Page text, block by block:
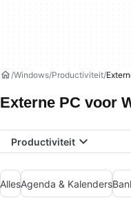
Windows Productiviteit
Externe PC voor
Productiviteit
AllesAgenda & Kalenders